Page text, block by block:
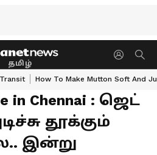
தமிழ்
How To Make Mutton Soft And
in Chennai : ஜெட்
தூக்கும்
இன்று